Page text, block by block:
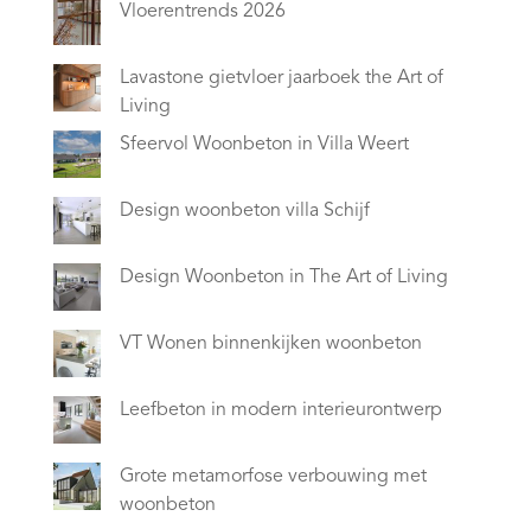
Vloerentrends 2026
Lavastone gietvloer jaarboek the Art of
Living
Sfeervol Woonbeton in Villa Weert
Design woonbeton villa Schijf
Design Woonbeton in The Art of Living
VT Wonen binnenkijken woonbeton
Leefbeton in modern interieurontwerp
Grote metamorfose verbouwing met
woonbeton